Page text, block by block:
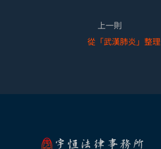
上一則
從「武漢肺炎」整